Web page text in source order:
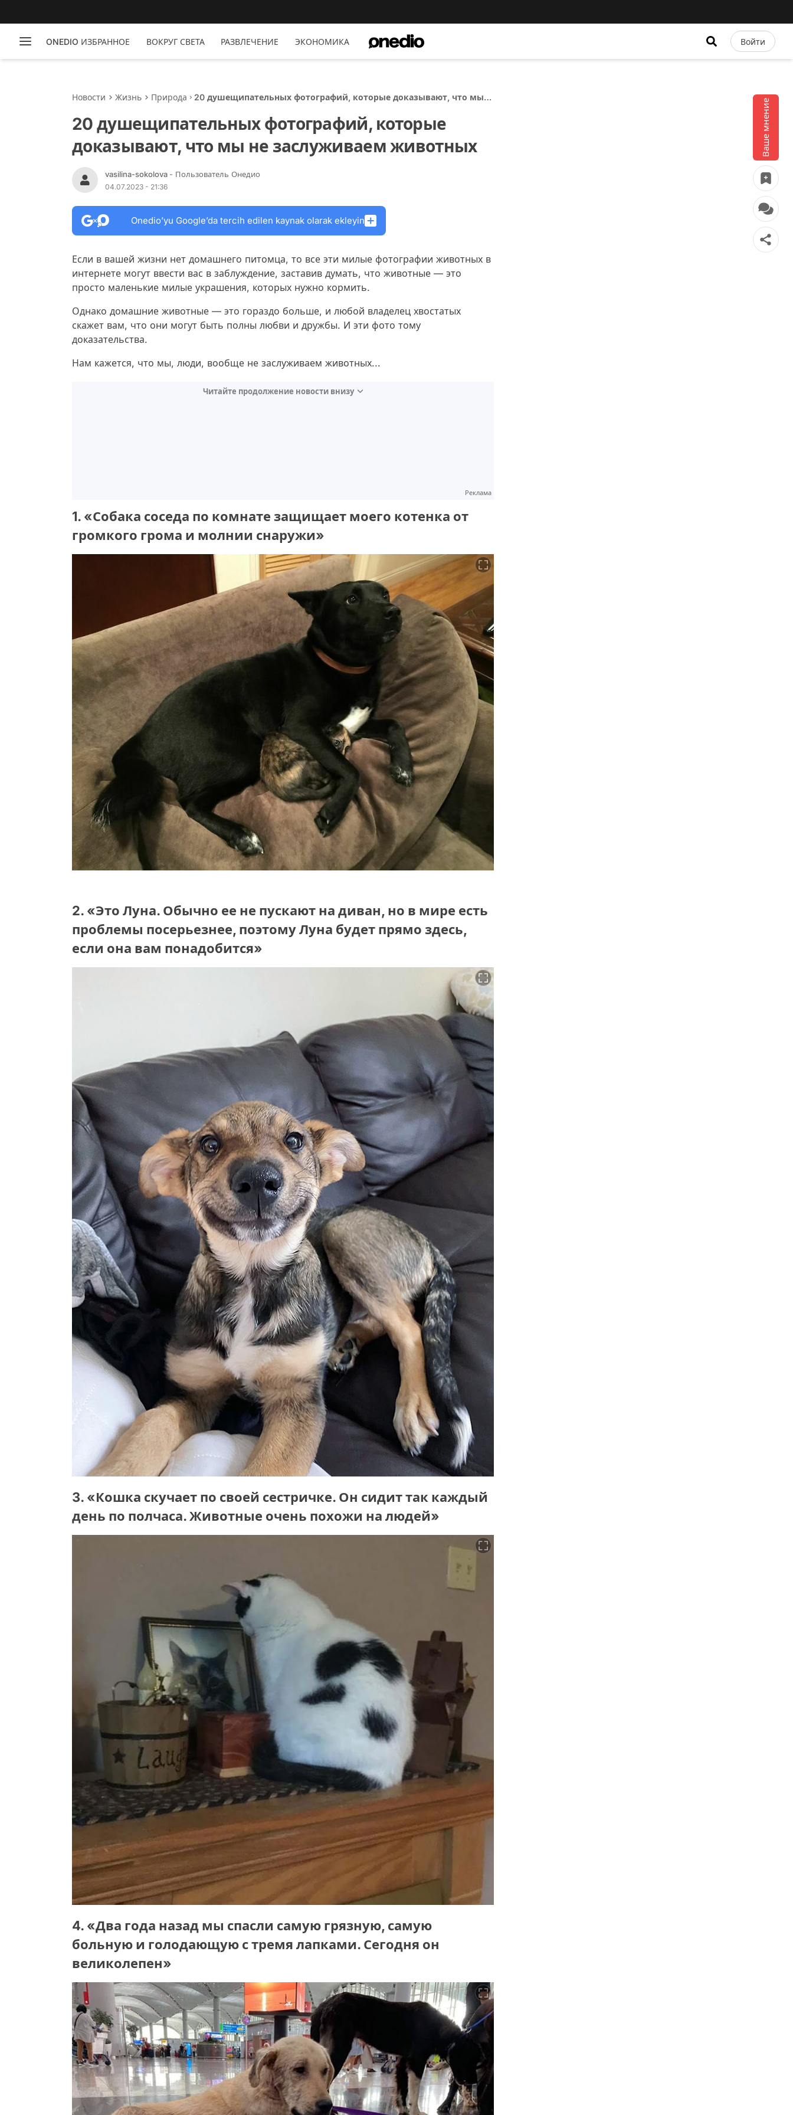
ONEDIO ИЗБРАННОЕ ВОКРУГ СВЕТА РАЗВЛЕЧЕНИЕ ЭКОНОМИКА Войти
Ваше мнение
Новости Жизнь Природа
20 душещипательных фотографий, которые доказывают, что мы
20 душещипательных фотографий, которые
доказывают, что мы не заслуживаем животных
vasilina-sokolova - Пользователь Онедио
04.07.2023 - 21:36
Onedio’yu Google’da tercih edilen kaynak olarak ekleyin
Если в вашей жизни нет домашнего питомца, то все эти милые фотографии животных в
интернете могут ввести вас в заблуждение, заставив думать, что животные — это
просто маленькие милые украшения, которых нужно кормить.
Однако домашние животные — это гораздо больше, и любой владелец хвостатых
скажет вам, что они могут быть полны любви и дружбы. И эти фото тому
доказательства.
Нам кажется, что мы, люди, вообще не заслуживаем животных...
Читайте продолжение новости внизу
Реклама
1. «Собака соседа по комнате защищает моего котенка от
громкого грома и молнии снаружи»
2. «Это Луна. Обычно ее не пускают на диван, но в мире есть
проблемы посерьезнее, поэтому Луна будет прямо здесь,
если она вам понадобится»
3. «Кошка скучает по своей сестричке. Он сидит так каждый
день по полчаса. Животные очень похожи на людей»
4. «Два года назад мы спасли самую грязную, самую
больную и голодающую с тремя лапками. Сегодня он
великолепен»